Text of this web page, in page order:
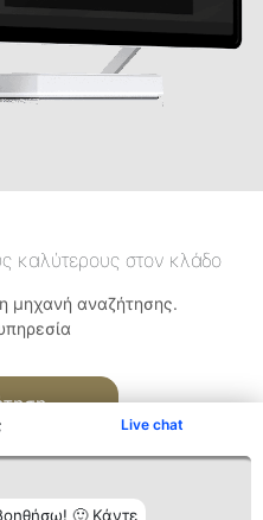
Live chat
🙂 Κάντε
καλύτερους στον κλάδο
μηχανή αναζήτησης.